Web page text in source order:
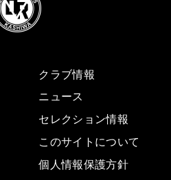
クラブ情報
ニュース
セレクション情報
このサイトについて
個人情報保護方針